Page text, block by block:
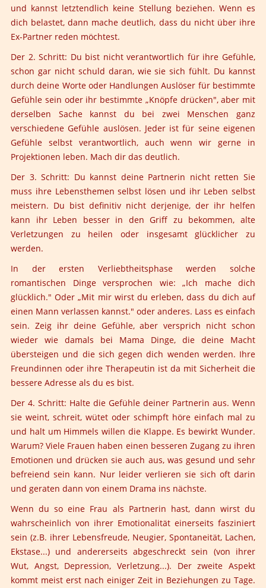
und kannst letztendlich keine Stellung beziehen. Wenn es
dich belastet, dann mache deutlich, dass du nicht über ihre
Ex-Partner reden möchtest.
Der 2. Schritt: Du bist nicht verantwortlich für ihre Gefühle,
schon gar nicht schuld daran, wie sie sich fühlt. Du kannst
durch deine Worte oder Handlungen Auslöser für bestimmte
Gefühle sein oder ihr bestimmte „Knöpfe drücken", aber mit
derselben Sache kannst du bei zwei Menschen ganz
verschiedene Gefühle auslösen. Jeder ist für seine eigenen
Gefühle selbst verantwortlich, auch wenn wir gerne in
Projektionen leben. Mach dir das deutlich.
Der 3. Schritt: Du kannst deine Partnerin nicht retten Sie
muss ihre Lebensthemen selbst lösen und ihr Leben selbst
meistern. Du bist definitiv nicht derjenige, der ihr helfen
kann ihr Leben besser in den Griff zu bekommen, alte
Verletzungen zu heilen oder insgesamt glücklicher zu
werden.
In der ersten Verliebtheitsphase werden solche
romantischen Dinge versprochen wie: „Ich mache dich
glücklich." Oder „Mit mir wirst du erleben, dass du dich auf
einen Mann verlassen kannst." oder anderes. Lass es einfach
sein. Zeig ihr deine Gefühle, aber versprich nicht schon
wieder wie damals bei Mama Dinge, die deine Macht
übersteigen und die sich gegen dich wenden werden. Ihre
Freundinnen oder ihre Therapeutin ist da mit Sicherheit die
bessere Adresse als du es bist.
Der 4. Schritt: Halte die Gefühle deiner Partnerin aus. Wenn
sie weint, schreit, wütet oder schimpft höre einfach mal zu
und halt um Himmels willen die Klappe. Es bewirkt Wunder.
Warum? Viele Frauen haben einen besseren Zugang zu ihren
Emotionen und drücken sie auch aus, was gesund und sehr
befreiend sein kann. Nur leider verlieren sie sich oft darin
und geraten dann von einem Drama ins nächste.
Wenn du so eine Frau als Partnerin hast, dann wirst du
wahrscheinlich von ihrer Emotionalität einerseits fasziniert
sein (z.B. ihrer Lebensfreude, Neugier, Spontaneität, Lachen,
Ekstase...) und andererseits abgeschreckt sein (von ihrer
Wut, Angst, Depression, Verletzung...). Der zweite Aspekt
kommt meist erst nach einiger Zeit in Beziehungen zu Tage.